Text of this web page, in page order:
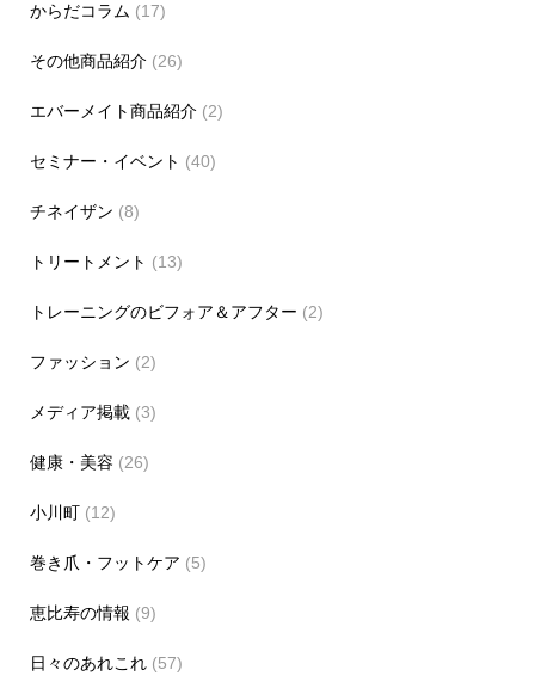
からだコラム (17)
その他商品紹介(26)
エバーメイト商品紹介(2)
セミナー・イベント (40)
チネイザン (8)
トリートメント (13)
トレーニングのビフォア＆アフター (2)
ファッション (2)
メディア掲載(3)
健康・美容 (26)
小川町(12)
巻き爪・フットケア (5)
恵比寿の情報 (9)
日々のあれこれ(57)